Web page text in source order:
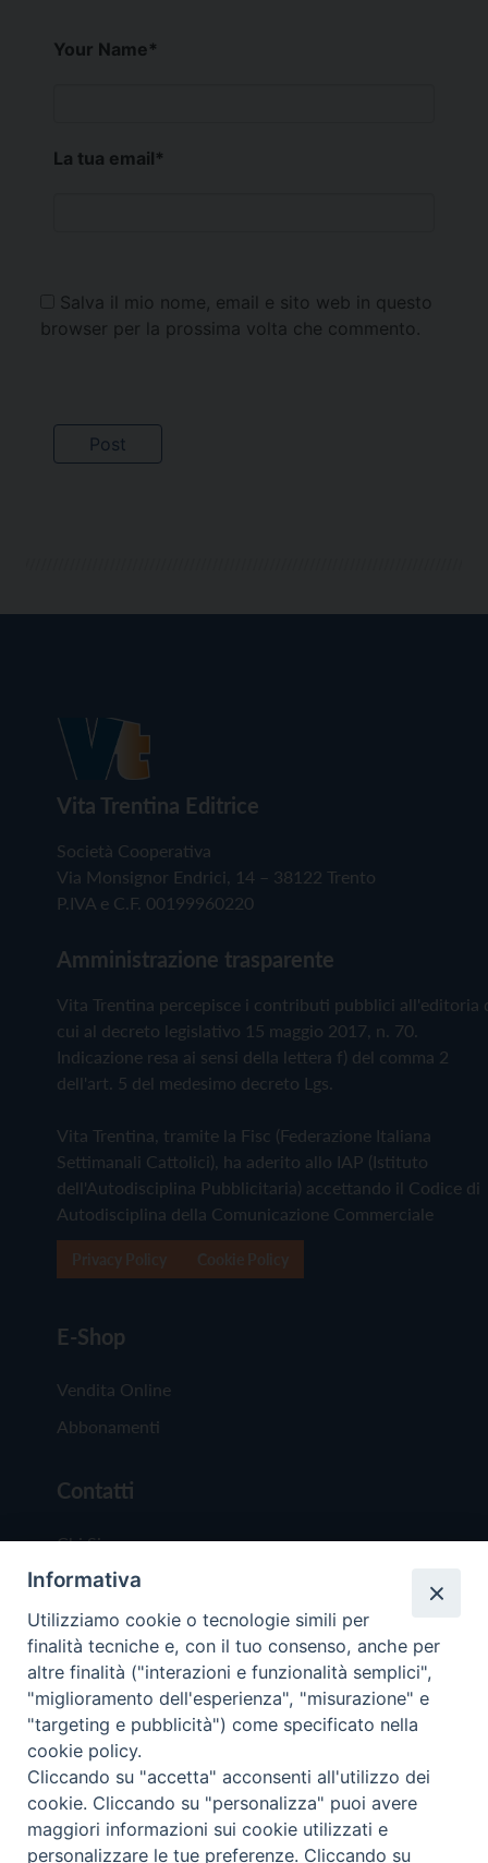
Your Name*
La tua email*
Salva il mio nome, email e sito web in questo
browser per la prossima volta che commento.
Vita Trentina Editrice
Società Cooperativa
Via Monsignor Endrici, 14 – 38122 Trento
P.IVA e C.F. 00199960220
Amministrazione trasparente
Vita Trentina percepisce i contributi pubblici all'editoria
cui al decreto legislativo 15 maggio 2017, n. 70.
Indicazione resa ai sensi della lettera f) del comma 2
dell'art. 5 del medesimo decreto Lgs.
Vita Trentina, tramite la Fisc (Federazione Italiana
Settimanali Cattolici), ha aderito allo IAP (Istituto
dell'Autodisciplina Pubblicitaria) accettando il Codice di
Autodisciplina della Comunicazione Commerciale
E-Shop
Vendita Online
Abbonamenti
Contatti
Chi Siamo
Redazione
Scrivici
Copyright © 2019 - Tutti i diritti riservati - Vita
Trentina Editrice
Privacy Policy
Informativa
Utilizziamo cookie o tecnologie simili per
finalità tecniche e, con il tuo consenso, anche per
altre finalità ("interazioni e funzionalità semplici",
"miglioramento dell'esperienza", "misurazione" e
"targeting e pubblicità") come specificato nella
cookie policy.
Cliccando su "accetta" acconsenti all'utilizzo dei
cookie. Cliccando su "personalizza" puoi avere
maggiori informazioni sui cookie utilizzati e
personalizzare le tue preferenze. Cliccando su